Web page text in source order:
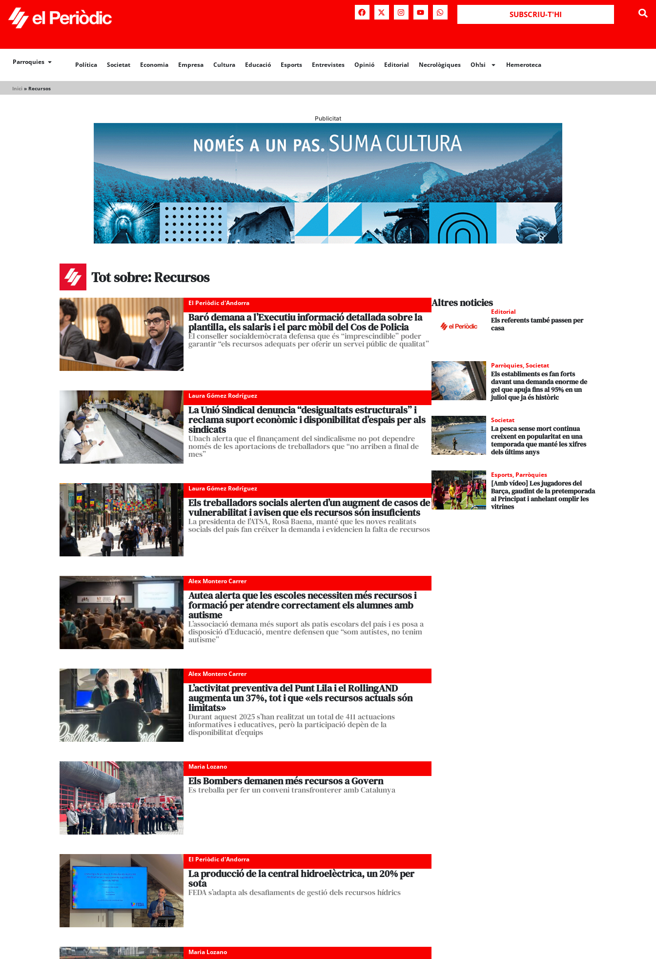
SUBSCRIU-T'HI
Parroquies Política Societat Economia Empresa Cultura Educació Esports Entrevistes Opinió Editorial Necrològiques Oh!si Hemeroteca
Inici » Recursos
Política Societat Opinió Editorial Necrològiques Hemeroteca
Publicitat
Tot sobre: Recursos
El Periòdic d'Andorra
Baró demana a l’Executiu informació detallada sobre la
plantilla, els salaris i el parc mòbil del Cos de Policia
El conseller socialdemòcrata defensa que és “imprescindible” poder
garantir “els recursos adequats per oferir un servei públic de qualitat”
Laura Gómez Rodríguez
La Unió Sindical denuncia “desigualtats estructurals” i
reclama suport econòmic i disponibilitat d’espais per als
sindicats
Ubach alerta que el finançament del sindicalisme no pot dependre
només de les aportacions de treballadors que “no arriben a final de
mes”
Laura Gómez Rodríguez
Els treballadors socials alerten d’un augment de casos de
vulnerabilitat i avisen que els recursos són insuficients
La presidenta de l'ATSA, Rosa Baena, manté que les noves realitats
socials del país fan créixer la demanda i evidencien la falta de recursos
Alex Montero Carrer
Autea alerta que les escoles necessiten més recursos i
formació per atendre correctament els alumnes amb
autisme
L’associació demana més suport als patis escolars del país i es posa a
disposició d’Educació, mentre defensen que “som autistes, no tenim
autisme”
Alex Montero Carrer
L’activitat preventiva del Punt Lila i el RollingAND
augmenta un 37%, tot i que «els recursos actuals són
limitats»
Durant aquest 2025 s’han realitzat un total de 411 actuacions
informatives i educatives, però la participació depèn de la
disponibilitat d’equips
Maria Lozano
Els Bombers demanen més recursos a Govern
Es treballa per fer un conveni transfronterer amb Catalunya
El Periòdic d'Andorra
La producció de la central hidroelèctrica, un 20% per
sota
FEDA s’adapta als desafiaments de gestió dels recursos hídrics
Maria Lozano
Altres noticies
Editorial
Els referents també passen per
casa
Parròquies,Societat
Els establiments es fan forts
davant una demanda enorme de
gel que apuja fins al 95% en un
juliol que ja és històric
Societat
La pesca sense mort continua
creixent en popularitat en una
temporada que manté les xifres
dels últims anys
Esports, Parròquies
[Amb vídeo] Les jugadores del
Barça, gaudint de la pretemporada
al Principat i anhelant omplir les
vitrines